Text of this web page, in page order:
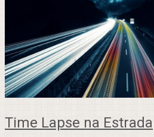
Time Lapse na Estrada